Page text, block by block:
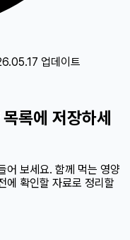
업데이트
록에 저장하세
어 보세요. 함께 먹는 영양
에 확인할 자료로 정리할